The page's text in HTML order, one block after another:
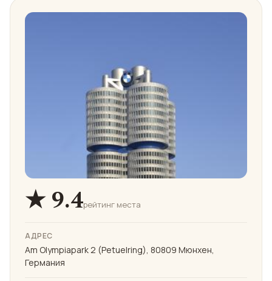
★ 9.4рейтинг места
АДРЕС
Am Olympiapark 2 (Petuelring), 80809 Мюнхен,
Германия